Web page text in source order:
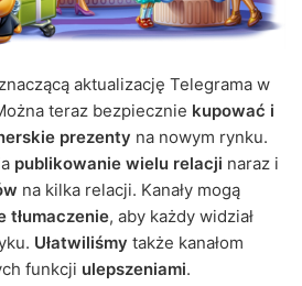
aktualizację Telegrama w
teraz bezpiecznie kupować i
prezenty na nowym rynku.
publikowanie wielu relacji naraz i
na kilka relacji. Kanały mogą
tłumaczenie, aby każdy widział
Ułatwiliśmy także kanałom
funkcji ulepszeniami.